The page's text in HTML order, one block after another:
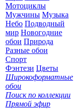
Мотоциклы
Мужчины Музыка
Небо Подводный
мир Новогодние
обои Природа
Разные обои
Спорт
Фэнтези Цветы
Широкоформатные
обои
Поиск по коллекции
Прямой эфир